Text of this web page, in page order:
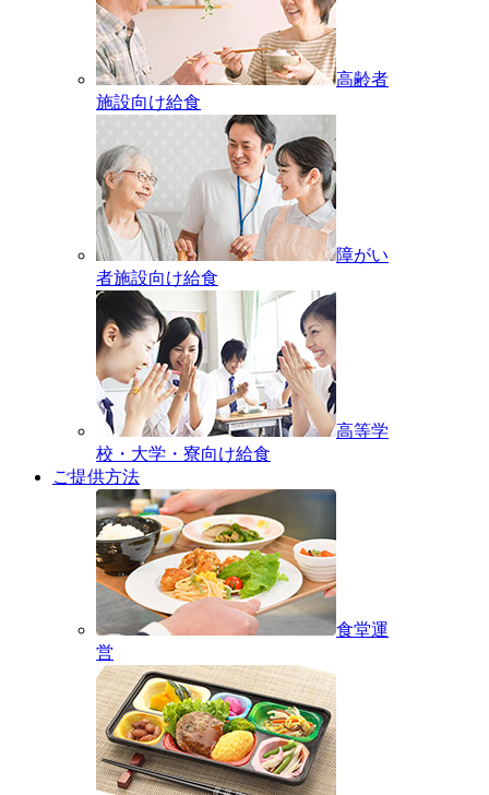
高齢者
施設向け給食
障がい
者施設向け給食
高等学
校・大学・寮向け給食
ご提供方法
食堂運
営